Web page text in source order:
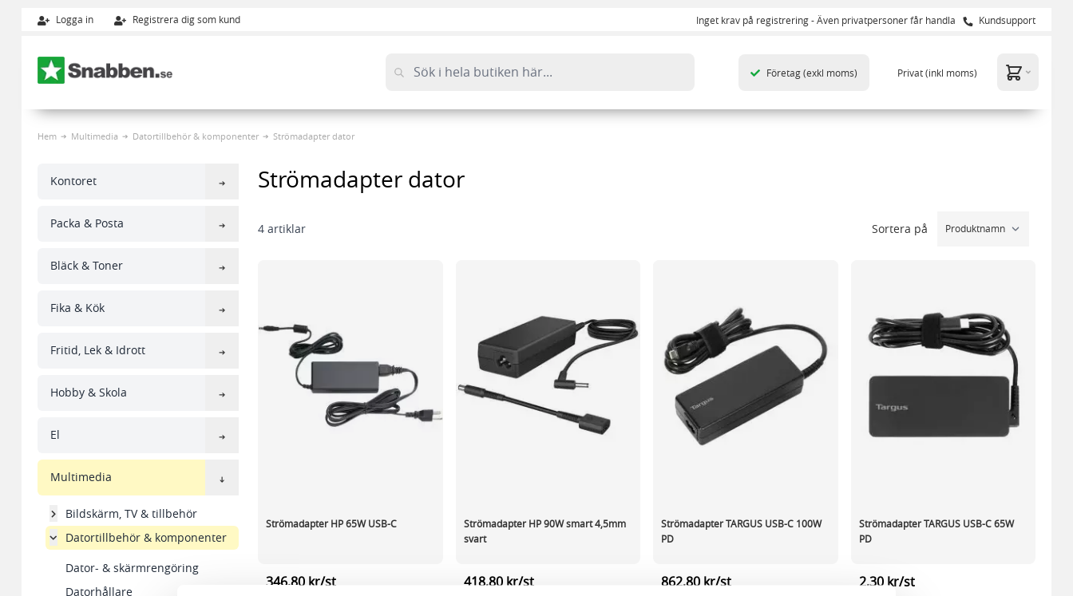
Logga in Registrera dig som kund Inget krav på registrering - Även privatpersoner får handla Kundsupport
Företag(exkl moms) Privat(inkl moms)
Hem Multimedia Datortillbehör & komponenter Strömadapter dator
Kontoret
Packa & Posta
Bläck & Toner
Fika & Kök
Fritid, Lek & Idrott
Hobby & Skola
El
Multimedia
Bildskärm, TV & tillbehör
Datortillbehör & komponenter
Dator- & skärmrengöring
Datorhållare
Strömadapter dator
4 artiklar Sortera på
Strömadapter HP 65W USB-C
346,80 kr/st
Strömadapter HP 90W smart 4,5mm
svart
418,80 kr/st
Strömadapter TARGUS USB-C 100W
PD
862,80 kr/st
Strömadapter TARGUS USB-C 65W
PD
2,30 kr/st